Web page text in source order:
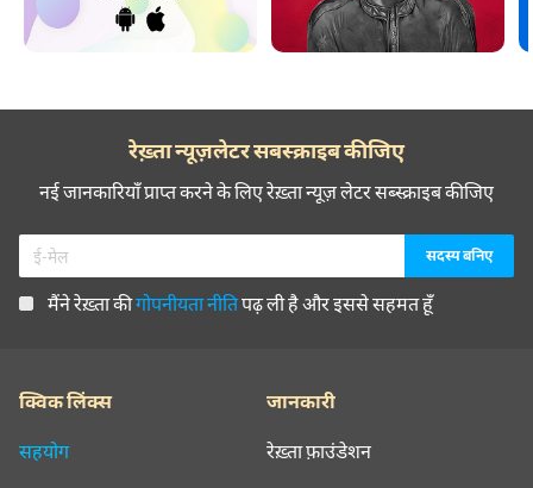
रेख़्ता न्यूज़लेटर सबस्क्राइब कीजिए
नई जानकारियाँ प्राप्त करने के लिए रेख़्ता न्यूज़ लेटर सब्स्क्राइब कीजिए
मैंने रेख़्ता कीगोपनीयता नीतिपढ़ ली है और इससे सहमत हूँ
क्विक लिंक्स
सहयोग
जानकारी
रेख़्ता फ़ाउंडेशन